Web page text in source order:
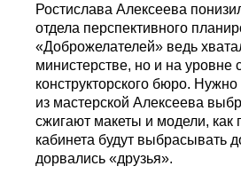
Ростислава Алексеева
отдела перспективного
«Доброжелателей» ведь
министерстве, но и на уровне
конструкторского бюро.
из мастерской Алексеева
сжигают макеты и модели, как
кабинета будут выбрасывать
дорвались «друзья».